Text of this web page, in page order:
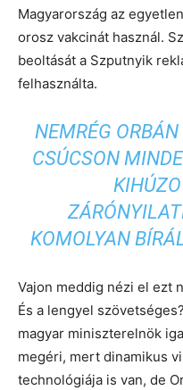
Magyarország az
orosz vakcinát használ.
beoltását a Szputnyik
felhasználta.
NEMRÉG
CSÚCSON
KOMOLYAN
Vajon meddig nézi el ezt
És a lengyel
magyar miniszterelnök
megéri, mert dinamikus
technológiája is van, de